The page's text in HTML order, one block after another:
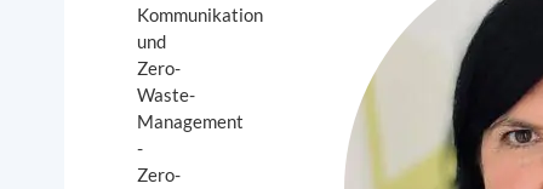
Kommunikation
und
Zero-
Waste-
Management
-
Zero-